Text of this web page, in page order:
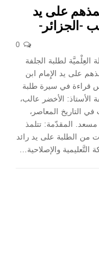
على يد
-الجزائر-
العِلْميَّة لطلبة الجلفة
على يد الإِمام ابن
قراءة في سيرة طلبة
الأستاذ: الأخضر عالب،
في التاريخ المعاصر،
مسعد. المقدّمة: تتلمذ
من الطلبة على يد رائد
التَّعليمية والإصلاحية…